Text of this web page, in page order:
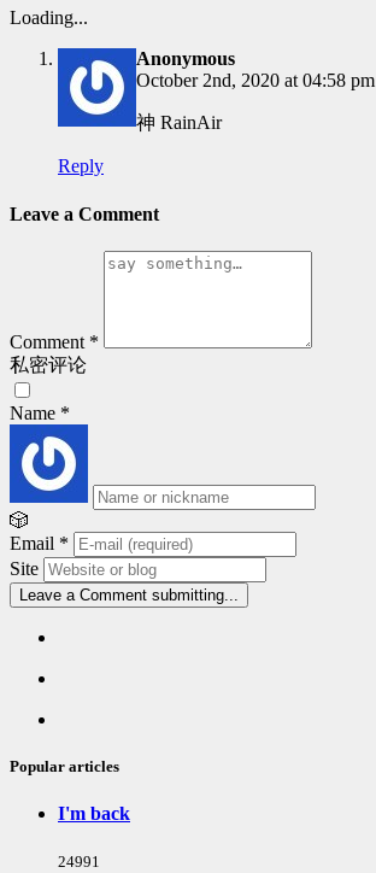
Loading...
Anonymous
October 2nd, 2020 at 04:58 pm
神 RainAir
Reply
Leave a Comment
Comment *
私密评论
Name *
🎲
Email *
Site
Leave a Comment submitting...
Popular articles
I'm back
浏
24991